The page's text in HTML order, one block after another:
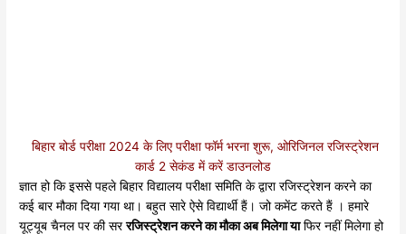
बिहार बोर्ड परीक्षा 2024 के लिए परीक्षा फॉर्म भरना शुरू, ओरिजिनल रजिस्ट्रेशन
कार्ड 2 सेकंड में करें डाउनलोड
ज्ञात हो कि इससे पहले बिहार विद्यालय परीक्षा समिति के द्वारा रजिस्ट्रेशन करने का
कई बार मौका दिया गया था। बहुत सारे ऐसे विद्यार्थी हैं। जो कमेंट करते हैं । हमारे
यूट्यूब चैनल पर की सररजिस्ट्रेशन करने का मौका अब मिलेगा याफिर नहीं मिलेगा हो